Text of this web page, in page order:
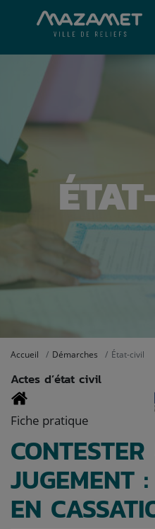
Accueil Démarches État-civil
Actes d’état civil
Fiche pratique
JUGEMENT
EN